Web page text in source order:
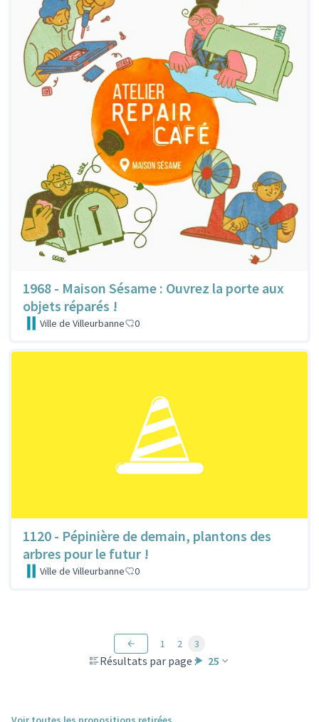
1968 - Maison Sésame : Ouvrez la porte aux
objets réparés !
Ville de Villeurbanne 0
1120 - Pépinière de demain, plantons des
arbres pour le futur !
Ville de Villeurbanne 0
Résultats par page : 25
1 2 3